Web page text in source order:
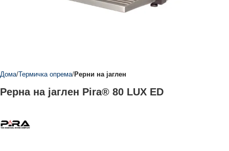
Дома Термичка опрема Рерни на јаглен
Рерна на јаглен Pira® 80 LUX ED